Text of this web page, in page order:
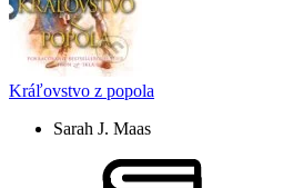
Kráľovstvo z popola
Sarah J. Maas